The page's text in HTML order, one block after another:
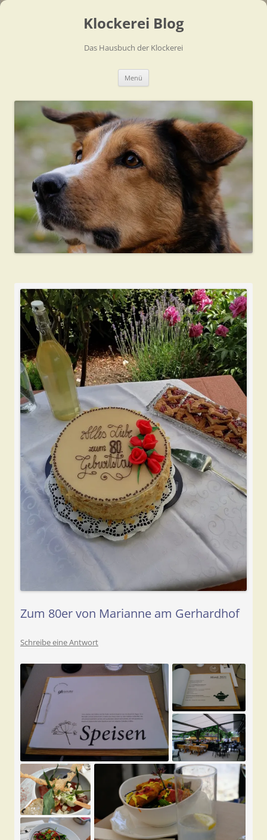
Klockerei Blog
Das Hausbuch der Klockerei
Menü
Zum 80er von Marianne am Gerhardhof
Schreibe eine Antwort